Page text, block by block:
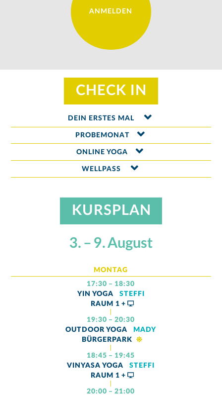
CHECK IN
DEIN ERSTES MAL
PROBEMONAT
ONLINE YOGA
WELLPASS
KURSPLAN
3. – 9. August
MONTAG
17:30 – 18:30
YIN YOGA
STEFFI
RAUM 1 +
19:30 – 20:30
OUTDOOR YOGA
MADY
BÜRGERPARK
18:45 – 19:45
VINYASA YOGA
STEFFI
RAUM 1 +
20:00 – 21:00